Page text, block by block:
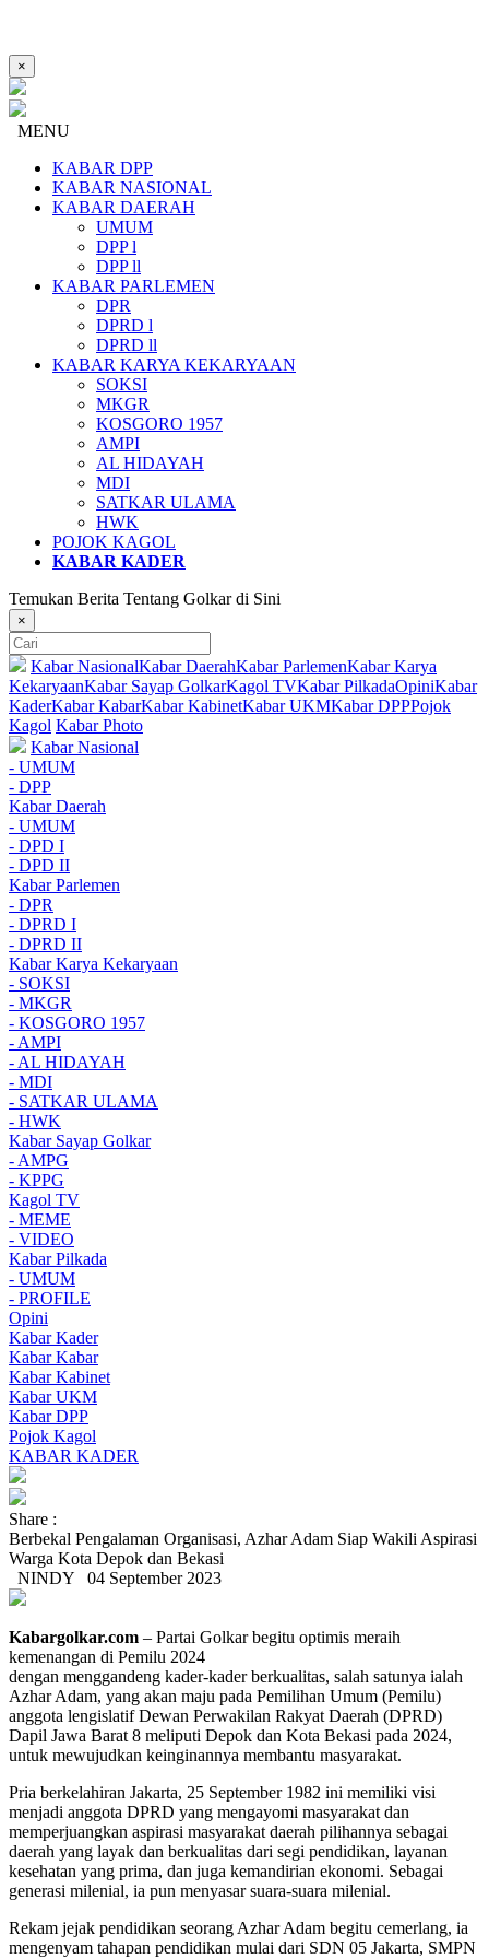
×
MENU
KABAR DPP
KABAR NASIONAL
KABAR DAERAH
UMUM
DPP l
DPP ll
KABAR PARLEMEN
DPR
DPRD l
DPRD ll
KABAR KARYA KEKARYAAN
SOKSI
MKGR
KOSGORO 1957
AMPI
AL HIDAYAH
MDI
SATKAR ULAMA
HWK
POJOK KAGOL
KABAR KADER
Temukan Berita Tentang Golkar di Sini
×
Kabar NasionalKabar DaerahKabar ParlemenKabar Karya
KekaryaanKabar Sayap GolkarKagol TVKabar PilkadaOpiniKabar
KaderKabar KabarKabar KabinetKabar UKMKabar DPPPojok
Kagol Kabar Photo
Kabar Nasional
- UMUM
- DPP
Kabar Daerah
- UMUM
- DPD I
- DPD II
Kabar Parlemen
- DPR
- DPRD I
- DPRD II
Kabar Karya Kekaryaan
- SOKSI
- MKGR
- KOSGORO 1957
- AMPI
- AL HIDAYAH
- MDI
- SATKAR ULAMA
- HWK
Kabar Sayap Golkar
- AMPG
- KPPG
Kagol TV
- MEME
- VIDEO
Kabar Pilkada
- UMUM
- PROFILE
Opini
Kabar Kader
Kabar Kabar
Kabar Kabinet
Kabar UKM
Kabar DPP
Pojok Kagol
KABAR KADER
Share :
Berbekal Pengalaman Organisasi, Azhar Adam Siap Wakili Aspirasi
Warga Kota Depok dan Bekasi
NINDY
04 September 2023
Kabargolkar.com – Partai Golkar begitu optimis meraih
kemenangan di Pemilu 2024
dengan menggandeng kader-kader berkualitas, salah satunya ialah
Azhar Adam, yang akan maju pada Pemilihan Umum (Pemilu)
anggota lengislatif Dewan Perwakilan Rakyat Daerah (DPRD)
Dapil Jawa Barat 8 meliputi Depok dan Kota Bekasi pada 2024,
untuk mewujudkan keinginannya membantu masyarakat.
Pria berkelahiran Jakarta, 25 September 1982 ini memiliki visi
menjadi anggota DPRD yang mengayomi masyarakat dan
memperjuangkan aspirasi masyarakat daerah pilihannya sebagai
daerah yang layak dan berkualitas dari segi pendidikan, layanan
kesehatan yang prima, dan juga kemandirian ekonomi. Sebagai
generasi milenial, ia pun menyasar suara-suara milenial.
Rekam jejak pendidikan seorang Azhar Adam begitu cemerlang, ia
mengenyam tahapan pendidikan mulai dari SDN 05 Jakarta, SMPN